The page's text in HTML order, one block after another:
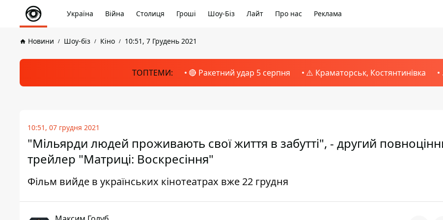
Україна Війна Столиця Гроші Шоу-Біз Лайт Про нас Реклама
Новини Шоу-біз Кіно 10:51, 7 Грудень 2021
ТОПТЕМИ: 🔴 Ракетний удар 5 серпня ⚠️ Краматорськ, Костянтинівка
10:51, 07 грудня 2021
"Мільярди людей проживають свої життя в забутті", - другий
трейлер "Матриці: Воскресіння"
Фільм вийде в українських кінотеатрах вже 22 грудня